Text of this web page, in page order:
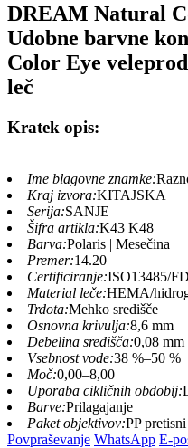
DREAM Natural
Udobne barvne
Color Eye
leč
Kratek opis:
Ime blagovne znamke:
Kraj izvora:KITAJSKA
Serija:SANJE
Šifra artikla:K43 K48
Barva:Polaris | Mesečina
Premer:14.20
Certificiranje:ISO13485/
Material leče:HEMA/
Trdota:Mehko središče
Osnovna krivulja:8,6 mm
Debelina središča:0,08 mm
Vsebnost vode:38 %–50 %
Moč:0,00–8,00
Uporaba cikličnih obdobij:
Barve:Prilagajanje
Paket objektivov:PP
Povpraševanje WhatsApp E-